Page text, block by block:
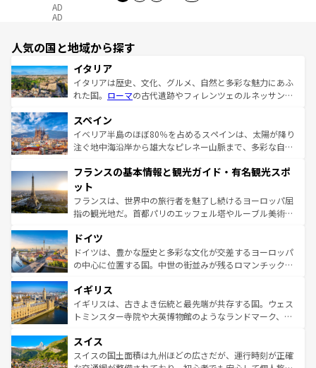
AD
AD
人気の国と地域から探す
イタリア
イタリアは歴史、文化、グルメ、自然と多彩な魅力にあふ
れた国。 ローマの古代遺跡やフィレンツェのルネッサンス
ろん、トスカーナの美しい田園風景やアマルフィ海岸の絶
景など、自然景観も見逃せない。観光の合間には、本場の
ピザやパスタなど、絶品のイタリア料理を堪能することも
ませてくれるイタリアで、忘れられない旅をしてみよう！
なお、新着のイタリア情報は
しい。
スペイン
イベリア半島のほぼ80％を占めるスペインは、太陽が降り
注ぐ地中海沿岸から雄大なピレネー山脈まで、多彩な自然
文化が根付くこの国では、情熱的なフラメンコ、熱気あふ
れる闘牛、そして美味しいタパスが生活の一部となってい
る。首都マドリードの洗練された雰囲気や、バルセロナの
アートに溢れた街角から、地方では古代ローマ遺跡や中世
せる。地方によって風土や気候が異なるスペインはその個
性で訪れる人を魅了する。 なお、新着のスペイン情報は コ
ンテンツ一覧を参照してほしい。
フランスの基本情報と観光ガイド・有名観光スポ
ット
フランスは、世界中の旅行者を魅了し続けるヨーロッパ屈
指の観光地だ。首都パリのエッフェル塔やルーブル美術館
で、幅広い魅力が詰まっている。華麗な宮殿、歴史的な大
聖堂、美しいビーチ、そして豊かな自然が、訪れる者を心
から魅了する。また、フランスは美食の国としても知ら
いる。シャンパンの発祥地であるランス、プロヴァンスの
香り高いラベンダー畑など、多彩な楽しみ方が可能だ。さ
らに、パリ以外の地域にも魅力が溢れており、どの街角に
れる地方に足を運ぶとそれぞれで全く異なる文化を体験で
きるだろう。 なお、新着のフランス情報はコンテンツ一覧
を参照してほしい。
ドイツ
ドイツは、豊かな歴史と多彩な文化が交差するヨーロッパ
の中心に位置する国。中世の街並みが残るロマンチック街
顔を持つこの国は、どこを歩いても飽きることがない。ベ
ルリンの文化的活気、バイエルン州のアルプスの絶景、そ
してライン川沿いのワイン畑といった風景は必見。ビール
は、お酒好きな人にはぜひ体験してほしい。 なお、新着の
ドイツ情報はコンテンツ一覧を参照してほしい。
イギリス
イギリスは、古きよき伝統と最先端が共存する国。ウェス
トミンスター寺院や大英博物館のようなランドマーク、歴
リアごとに異なる魅力がある。また、優雅なアフタヌーン
ティー、ビール好きにはたまらない英国パブ、サッカー観
スイス
スイスの国土面積は九州ほどの広さだが、運行時刻が正確